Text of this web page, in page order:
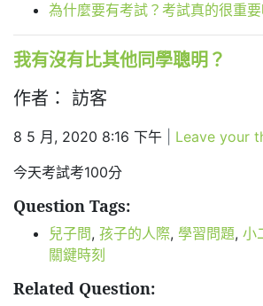
為什麼要有考試？考試真的很重要
我有沒有比其他同學聰明？
作者： 訪客
8 5 月, 2020 8:16 下午
Leave your
今天考試考100分
Question Tags:
兒子問, 孩子的人際, 學習問題, 小
關鍵時刻
Related Question: